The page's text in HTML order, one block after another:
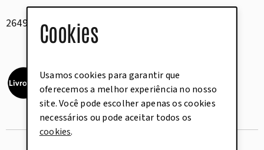
Cookies
Usamos cookies para garantir que
oferecemos a melhor experiência no nosso
site. Você pode escolher apenas os cookies
necessários ou pode aceitar todos os
cookies.
2649-506 Alcabideche